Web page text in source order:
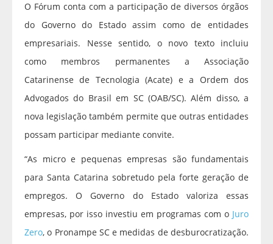
O Fórum conta com a participação de diversos órgãos
do Governo do Estado assim como de entidades
empresariais. Nesse sentido, o novo texto incluiu
como membros permanentes a Associação
Catarinense de Tecnologia (Acate) e a Ordem dos
Advogados do Brasil em SC (OAB/SC). Além disso, a
nova legislação também permite que outras entidades
possam participar mediante convite.
“As micro e pequenas empresas são fundamentais
para Santa Catarina sobretudo pela forte geração de
empregos. O Governo do Estado valoriza essas
empresas, por isso investiu em programas com o Juro
Zero, o Pronampe SC e medidas de desburocratização.